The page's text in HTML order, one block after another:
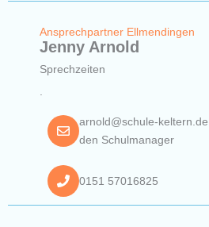
Ansprechpartner Ellmendingen
Jenny Arnold
Sprechzeiten
arnold@schule-
den Schulmanager
0151 57016825